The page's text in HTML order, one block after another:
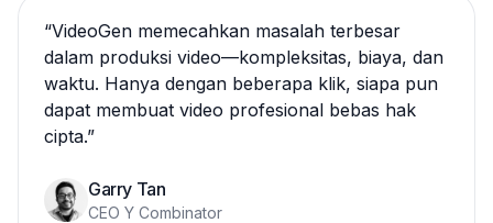
“VideoGen memecahkan masalah terbesar
dalam produksi video—kompleksitas, biaya, dan
waktu. Hanya dengan beberapa klik, siapa pun
dapat membuat video profesional bebas hak
cipta.”
Garry Tan
CEO Y Combinator